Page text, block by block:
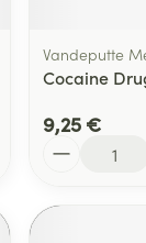
Vandeputte
Cocaine
9,25 €